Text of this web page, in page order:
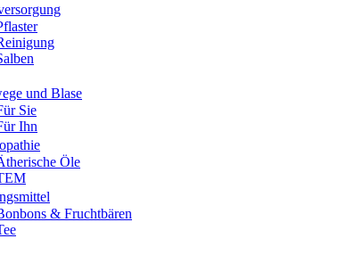
und Blase
Sie
Ihn
Öle
& Fruchtbären